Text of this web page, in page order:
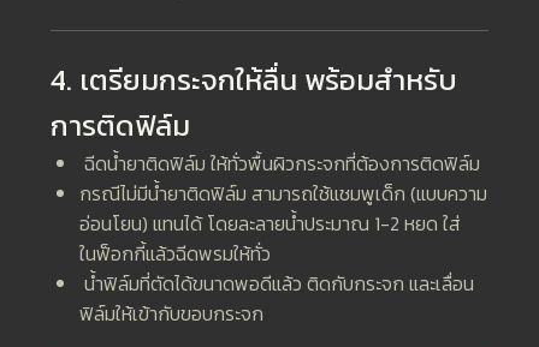
4. เตรียมกระจกให้ลื่น พร้อมสำหรับ
การติดฟิล์ม
ฉีดน้ำยาติดฟิล์ม ให้ทั่วพื้นผิวกระจกที่ต้องการติดฟิล์ม
กรณีไม่มีน้ำยาติดฟิล์ม สามารถใช้แชมพูเด็ก (แบบความ
อ่อนโยน) แทนได้ โดยละลายน้ำประมาณ 1-2 หยด ใส่
ในฟ็อกกี้แล้วฉีดพรมให้ทั่ว
น้ำฟิล์มที่ตัดได้ขนาดพอดีแล้ว ติดกับกระจก และเลื่อน
ฟิล์มให้เข้ากับขอบกระจก